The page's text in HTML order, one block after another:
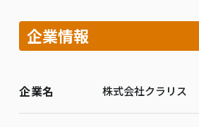
企業情報
企業名 株式会社クラリス